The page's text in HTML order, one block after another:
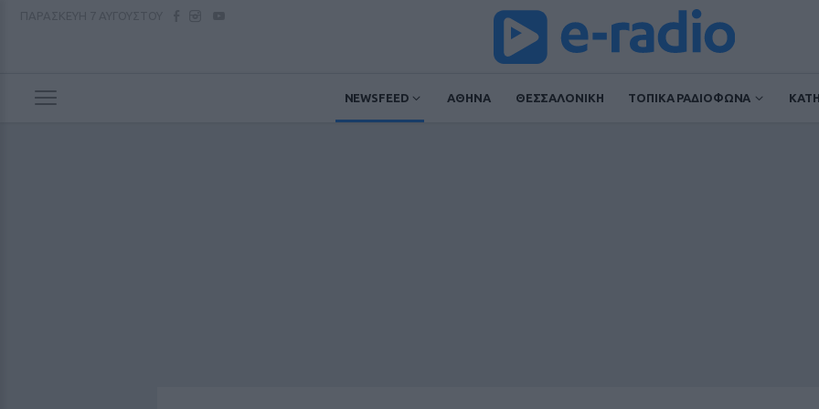
NEWSFEED ΑΘΗΝΑ ΘΕΣΣΑΛΟΝΙΚΗ ΤΟΠΙΚΑ ΡΑΔΙΟΦΩΝΑ